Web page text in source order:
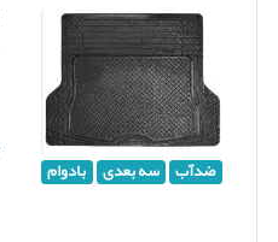
ضدآب سه بعدی بادوام